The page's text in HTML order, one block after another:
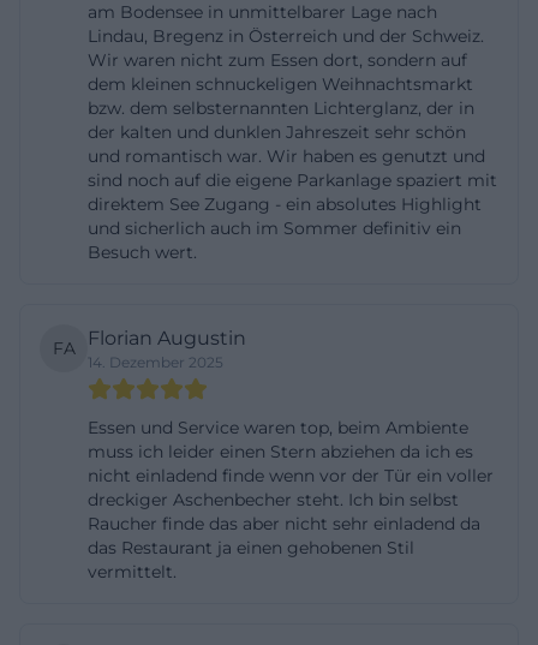
Alleinstellungsmerkmal der Lage hervorheben.
Öffnungszeiten, Reservierung und Servicehinweise
Transparente Öffnungszeiten sind ein echtes Plus
bei der Ausflugsplanung: Das LEOPOLD am See ist
täglich von 8:00 bis 22:00 Uhr geöffnet. Die warme
Küche läuft von 11:30 bis 21:00 Uhr, womit auch
spätere Mittagessen oder frühe Abendessen
entspannt möglich sind. Wer gezielt zum
sind insbesondere bei gutem Wetter und in der
Ferienzeit zu empfehlen, wenn sich die Terrasse
schnell füllt. Das Haus stellt hierfür eine Online-
Option bereit und kommuniziert Specials wie
Brunchtermine, saisonale Menüs oder
stimmungsvolle Aktionen prominent auf seiner
Startseite, damit Gäste sich vorab informieren
am Bodensee in unmittelbarer Lage nach
Lindau, Bregenz in Österreich und der Schweiz.
Wir waren nicht zum Essen dort, sondern auf
dem kleinen schnuckeligen Weihnachtsmarkt
bzw. dem selbsternannten Lichterglanz, der in
der kalten und dunklen Jahreszeit sehr schön
und romantisch war. Wir haben es genutzt und
sind noch auf die eigene Parkanlage spaziert mit
direktem See Zugang - ein absolutes Highlight
und sicherlich auch im Sommer definitiv ein
Besuch wert.
FA Florian Augustin
14. Dezember 2025
Essen und Service waren top, beim Ambiente
muss ich leider einen Stern abziehen da ich es
nicht einladend finde wenn vor der Tür ein voller
dreckiger Aschenbecher steht. Ich bin selbst
Raucher finde das aber nicht sehr einladend da
das Restaurant ja einen gehobenen Stil
vermittelt.